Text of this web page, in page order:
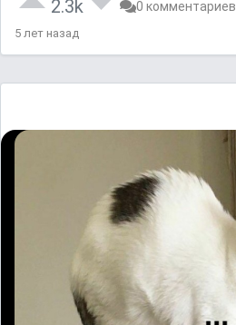
2.3k 0 комментариев
5 лет назад